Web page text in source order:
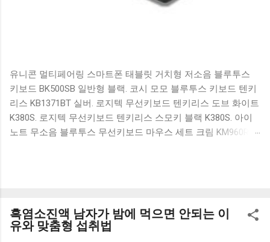
유니콘 멀티페어링 스마트폰 태블릿 거치형 저소음 블루투스
키보드 BK500SB 일반형 블랙. 코시 모모 블루투스 키보드 텐키
리스 KB1371BT 실버. 로지텍 무선키보드 텐키리스 도브 화이트
K380S. 로지텍 무선키보드 텐키리스 스모키 블랙 K380S. 아이
노트 무소음 블루투스 무선키보드 마우스 세트 크림 KM960RB
혜택을 놓치지 마세요. 다양한 할인 혜택과 빠른배송 혜택을 놓
치지 않도록 먼저 확인해보세요. 추가할인 확인하기 상품 하나
흑염소진액 남자가 밤에 먹으면 안되는 이
유와 맞춤형 섭취법